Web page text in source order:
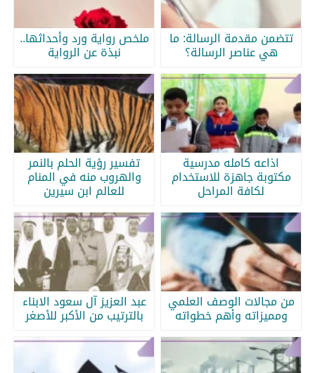
تتضمن مقدمة الرسالة: ما
هي عناصر الرسالة؟
ملخص رواية ورد وأحداثها..
نبذة عن الرواية
اذاعه كامله مدرسية
مكتوبة جاهزة للاستخدام
لكافة المراحل
تفسير رؤية الحلم بالنمر
والهروب منه في المنام
للعالم ابن سيرين
من مجالات الوصف العلمي
ومميزاته وأهم خطواته
عبد العزيز آل سعود الابناء
بالترتيب من الأكبر للأصغر